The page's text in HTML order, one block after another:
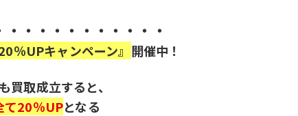
・・・・・・・・・・
％UPキャンペーン』 開催中！
買取成立すると、
て20％UPとなる